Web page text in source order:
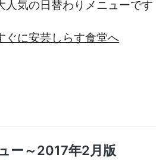
気の日替わりメニューです
ぐに安芸しらす食堂へ